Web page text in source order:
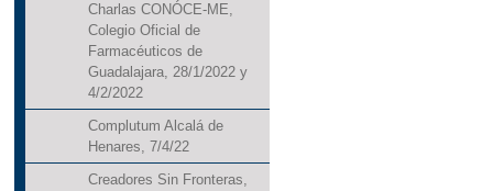
Charlas CONÓCE-ME,
Colegio Oficial de
Farmacéuticos de
Guadalajara, 28/1/2022 y
4/2/2022
Complutum Alcalá de
Henares, 7/4/22
Creadores Sin Fronteras,